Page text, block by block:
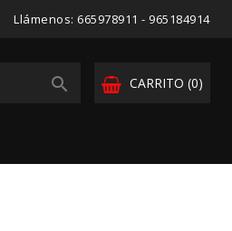
Llámenos: 665978911 - 965184914
CARRITO (0)
